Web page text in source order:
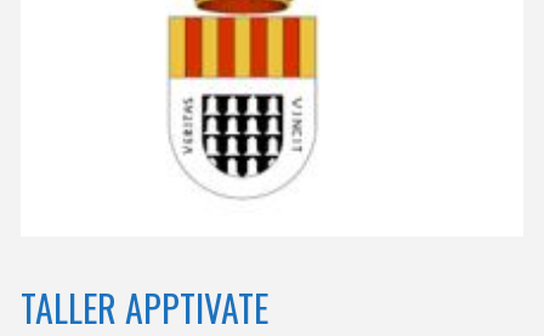
TALLER APPTIVATE